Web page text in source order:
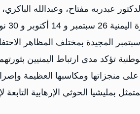
عبدربه مفتاح، وعبدالله
تؤكد مدى ارتباط اليمنيين
على منجزاتها ومكاسبها العظيمة
بمليشيا الحوثي الإرهابية التابعة